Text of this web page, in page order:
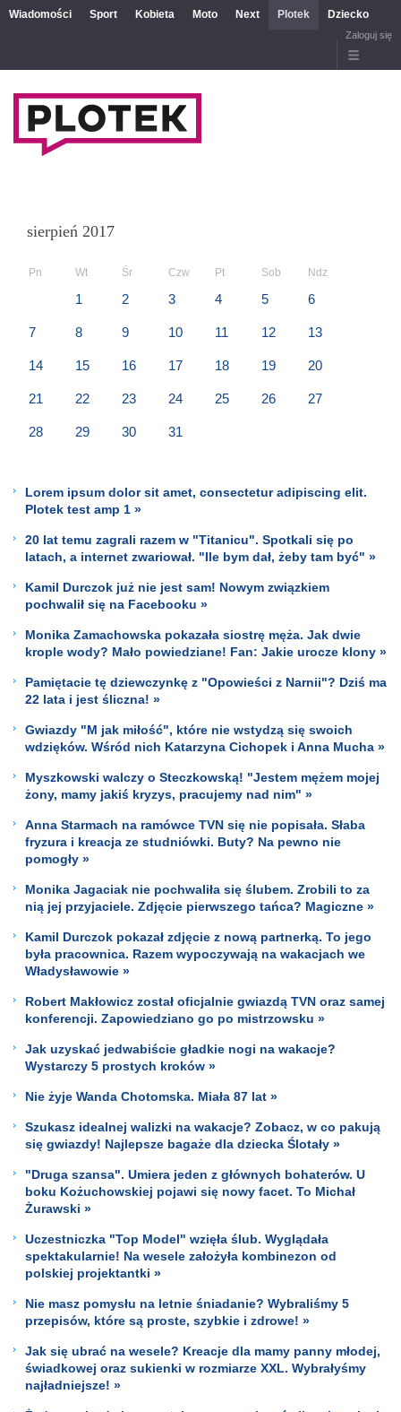
Wiadomości Sport Kobieta Moto Next Plotek Dziecko
Zaloguj się
sierpień 2017
Pn Wt Śr Czw Pt Sob Ndz
1 2 3 4 5 6
7 8 9 10 11 12 13
14 15 16 17 18 19 20
21 22 23 24 25 26 27
28 29 30 31
Lorem ipsum dolor sit amet, consectetur adipiscing elit.
Plotek test amp 1 »
20 lat temu zagrali razem w "Titanicu". Spotkali się po
latach, a internet zwariował. "Ile bym dał, żeby tam być" »
Kamil Durczok już nie jest sam! Nowym związkiem
pochwalił się na Facebooku »
Monika Zamachowska pokazała siostrę męża. Jak dwie
krople wody? Mało powiedziane! Fan: Jakie urocze klony »
Pamiętacie tę dziewczynkę z "Opowieści z Narnii"? Dziś ma
22 lata i jest śliczna! »
Gwiazdy "M jak miłość", które nie wstydzą się swoich
wdzięków. Wśród nich Katarzyna Cichopek i Anna Mucha »
Myszkowski walczy o Steczkowską! "Jestem mężem mojej
żony, mamy jakiś kryzys, pracujemy nad nim" »
Anna Starmach na ramówce TVN się nie popisała. Słaba
fryzura i kreacja ze studniówki. Buty? Na pewno nie
pomogły »
Monika Jagaciak nie pochwaliła się ślubem. Zrobili to za
nią jej przyjaciele. Zdjęcie pierwszego tańca? Magiczne »
Kamil Durczok pokazał zdjęcie z nową partnerką. To jego
była pracownica. Razem wypoczywają na wakacjach we
Władysławowie »
Robert Makłowicz został oficjalnie gwiazdą TVN oraz samej
konferencji. Zapowiedziano go po mistrzowsku »
Jak uzyskać jedwabiście gładkie nogi na wakacje?
Wystarczy 5 prostych kroków »
Nie żyje Wanda Chotomska. Miała 87 lat »
Szukasz idealnej walizki na wakacje? Zobacz, w co pakują
się gwiazdy! Najlepsze bagaże dla dziecka Ślotały »
"Druga szansa". Umiera jeden z głównych bohaterów. U
boku Kożuchowskiej pojawi się nowy facet. To Michał
Żurawski »
Uczestniczka "Top Model" wzięła ślub. Wyglądała
spektakularnie! Na wesele założyła kombinezon od
polskiej projektantki »
Nie masz pomysłu na letnie śniadanie? Wybraliśmy 5
przepisów, które są proste, szybkie i zdrowe! »
Jak się ubrać na wesele? Kreacje dla mamy panny młodej,
świadkowej oraz sukienki w rozmiarze XXL. Wybrałyśmy
najładniejsze! »